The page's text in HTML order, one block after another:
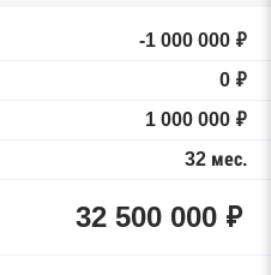
-1 000 000 ₽
0 ₽
1 000 000 ₽
32 мес.
32 500 000 ₽